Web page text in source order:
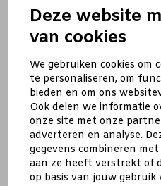
Deze website
van cookies
We gebruiken cookies
te personaliseren, om
bieden en om ons
Ook delen we informatie
onze site met onze
adverteren en analyse.
gegevens combineren
aan ze heeft verstrekt of
op basis van jouw gebruik